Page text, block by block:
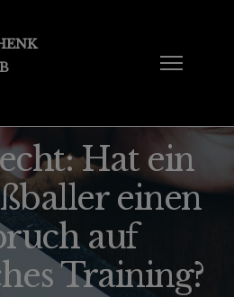
Hat ein
einen
auf
Training?